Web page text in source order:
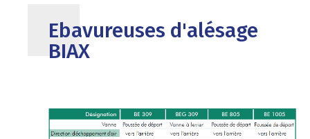
Ebavureuses d'alésage
BIAX